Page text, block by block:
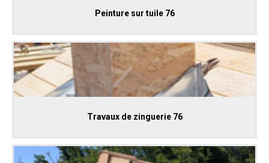
Peinture sur tuile 76
Travaux de zinguerie 76